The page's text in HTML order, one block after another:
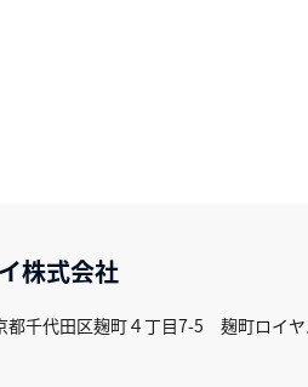
株式会社
都千代田区麹町４丁目7-5 麹町ロイ